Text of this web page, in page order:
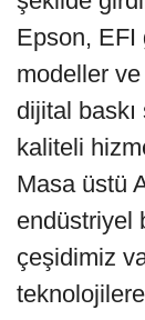
Epson, EFI
modeller
dijital
kaliteli
Masa üstü
endüstriyel
çeşidimiz